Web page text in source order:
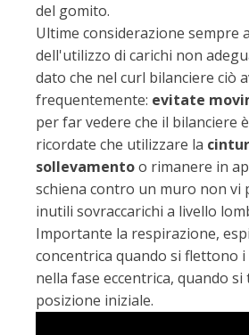
del gomito.
Ultime considerazione sempre
dell'utilizzo di carichi non
dato che nel curl bilanciere ciò
frequentemente: evitate
per far vedere che il bilanciere
ricordate che utilizzare la
sollevamentoo rimanere in
schiena contro un muro non vi
inutili sovraccarichi a livello
Importante la respirazione,
concentrica quando si flettono
nella fase eccentrica, quando
posizione iniziale.